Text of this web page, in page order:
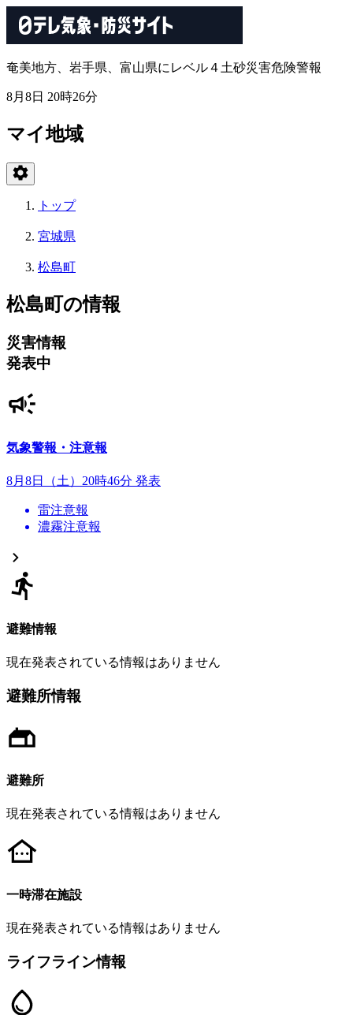
奄美地方、岩手県、富山県にレベル４土砂災害危険警報
8月8日 20時26分
マイ地域
トップ
宮城県
松島町
松島町の情報
災害情報
発表中
気象警報・注意報
8月8日（土）20時46分 発表
雷注意報
濃霧注意報
避難情報
現在発表されている情報はありません
避難所情報
避難所
現在発表されている情報はありません
一時滞在施設
現在発表されている情報はありません
ライフライン情報